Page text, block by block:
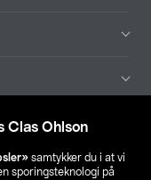
Clas Ohlson
samtykker du i at vi
sporingsteknologi på